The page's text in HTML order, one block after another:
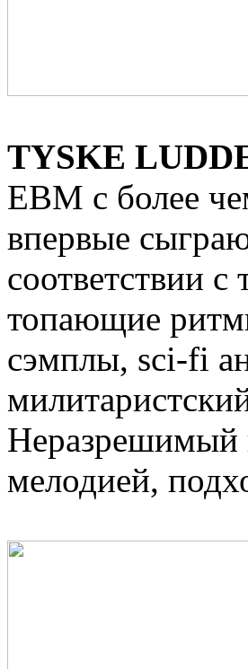
TYSKE
EBM c более
впервые
соответствии
топающие
сэмплы, sci-fi
Неразрешимый
мелодией,